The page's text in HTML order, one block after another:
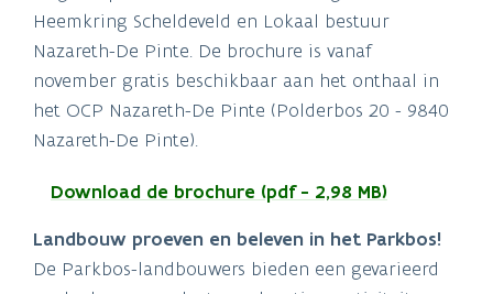
Heemkring Scheldeveld en Lokaal bestuur
Nazareth-De Pinte. De brochure is vanaf
november gratis beschikbaar aan het onthaal in
het OCP Nazareth-De Pinte (Polderbos 20 - 9840
Nazareth-De Pinte).
Download de brochure (pdf - 2,98 MB)
Landbouw proeven en beleven in het Parkbos!
De Parkbos-landbouwers bieden een gevarieerd